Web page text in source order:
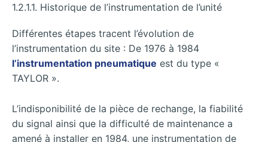
1.2.1.1. Historique de l’instrumentation de l’unité
Différentes étapes tracent l’évolution de
l’instrumentation du site : De 1976 à 1984
l’instrumentation pneumatique est du type «
TAYLOR ».
L’indisponibilité de la pièce de rechange, la fiabilité
du signal ainsi que la difficulté de maintenance a
amené à installer en 1984, une instrumentation de